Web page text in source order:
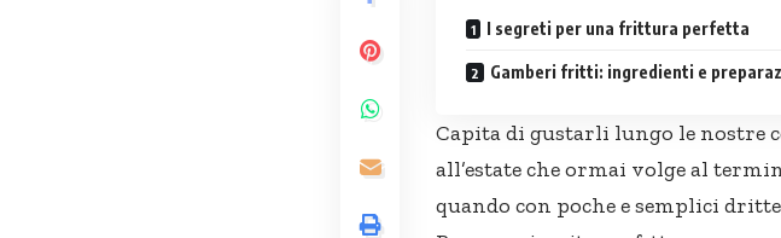
I segreti per una frittura perfetta
Gamberi fritti: ingredienti e
Capita di gustarli lungo le
all’estate che ormai volge al
quando con poche e semplici